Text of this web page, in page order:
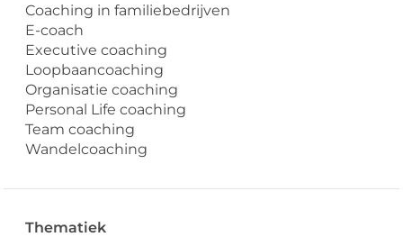
Coaching in familiebedrijven
E-coach
Executive coaching
Loopbaancoaching
Organisatie coaching
Personal Life coaching
Team coaching
Wandelcoaching
Thematiek